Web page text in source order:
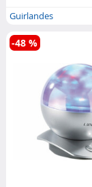
Guirlandes
-48 %